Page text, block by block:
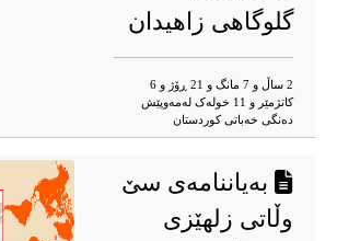
گلوگاهی زاهیدان
2 ساڵ و 7 مانگ و 21 ڕۆژ و 6
کاتژمێر و 11 خوله‌ک له‌مه‌وپێش‌
دەنگی خەباتی کوردستان
بەیاننامەی سێ
وڵاتی زلهێزی